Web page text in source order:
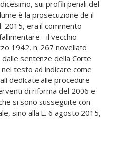
sui profili penali del
è la prosecuzione de il
2015, era il commento
- il vecchio
1942, n. 267 novellato
sentenze della Corte
testo ad indicare come
dedicate alle procedure
di riforma del 2006 e
si sono susseguite con
sino alla L. 6 agosto 2015,